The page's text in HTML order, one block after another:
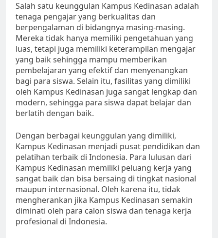
Salah satu keunggulan Kampus Kedinasan adalah
tenaga pengajar yang berkualitas dan
berpengalaman di bidangnya masing-masing.
Mereka tidak hanya memiliki pengetahuan yang
luas, tetapi juga memiliki keterampilan mengajar
yang baik sehingga mampu memberikan
pembelajaran yang efektif dan menyenangkan
bagi para siswa. Selain itu, fasilitas yang dimiliki
oleh Kampus Kedinasan juga sangat lengkap dan
modern, sehingga para siswa dapat belajar dan
berlatih dengan baik.
Dengan berbagai keunggulan yang dimiliki,
Kampus Kedinasan menjadi pusat pendidikan dan
pelatihan terbaik di Indonesia. Para lulusan dari
Kampus Kedinasan memiliki peluang kerja yang
sangat baik dan bisa bersaing di tingkat nasional
maupun internasional. Oleh karena itu, tidak
mengherankan jika Kampus Kedinasan semakin
diminati oleh para calon siswa dan tenaga kerja
profesional di Indonesia.